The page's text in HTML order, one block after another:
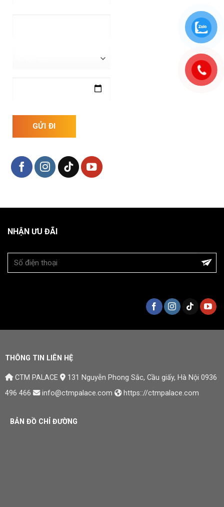
NHẬN ƯU ĐÃI
THÔNG TIN LIÊN HỆ
CTM PALACE 131 Nguyễn Phong Sắc, Cầu giấy, Hà Nội 0936
496 466
info@ctmpalace.com https:://ctmpalace.com
BẢN ĐỒ CHỈ ĐƯỜNG